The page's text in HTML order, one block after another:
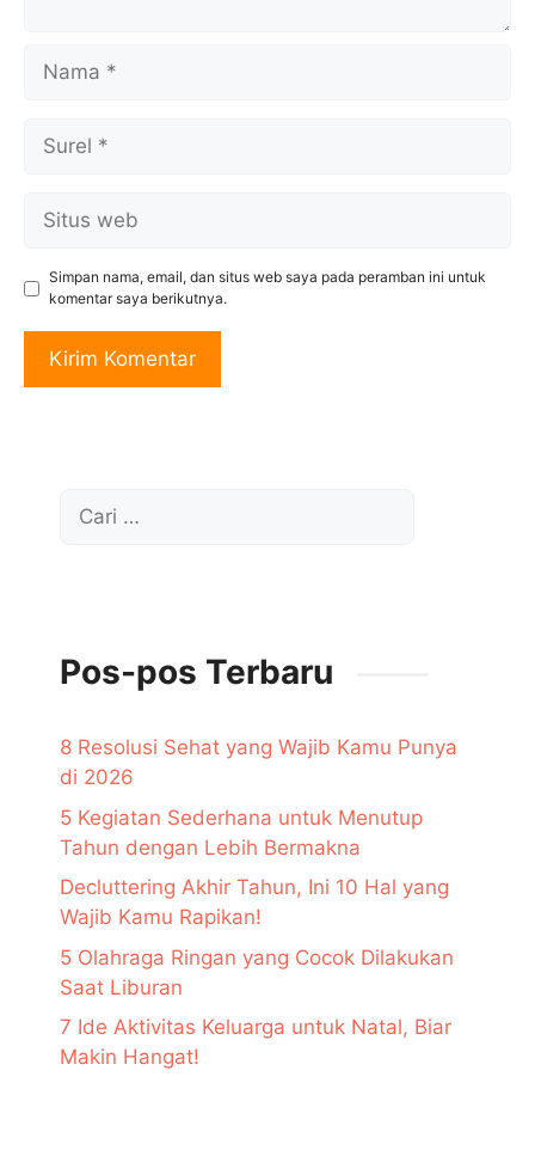
Nama
Surel
Situs
web
Simpan nama, email, dan situs web saya pada peramban ini untuk
komentar saya berikutnya.
Cari
Pos-pos Terbaru
8 Resolusi Sehat yang Wajib Kamu Punya
di 2026
5 Kegiatan Sederhana untuk Menutup
Tahun dengan Lebih Bermakna
Decluttering Akhir Tahun, Ini 10 Hal yang
Wajib Kamu Rapikan!
5 Olahraga Ringan yang Cocok Dilakukan
Saat Liburan
7 Ide Aktivitas Keluarga untuk Natal, Biar
Makin Hangat!